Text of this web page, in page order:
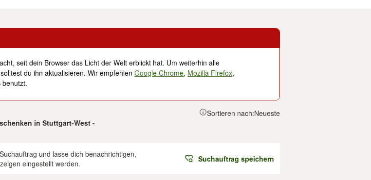
seit dein Browser das Licht der Welt erblickt hat. Um weiterhin alle
du ihn aktualisieren. Wir empfehlenGoogle Chrome, Mozilla Firefox,
benutzt.
in Stuttgart-West -
Sortieren nach:Neueste
und lasse dich benachrichtigen,
eingestellt werden.
Suchauftrag speichern